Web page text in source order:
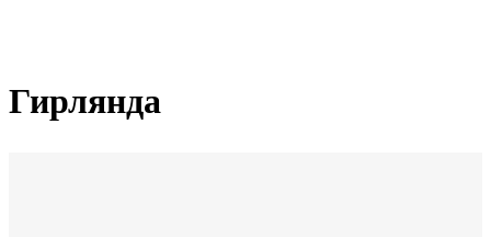
Гирлянда